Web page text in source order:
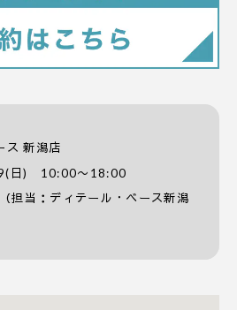
ス 新潟店
日) 10:00〜18:00
（担当：ディテール・ベース新潟